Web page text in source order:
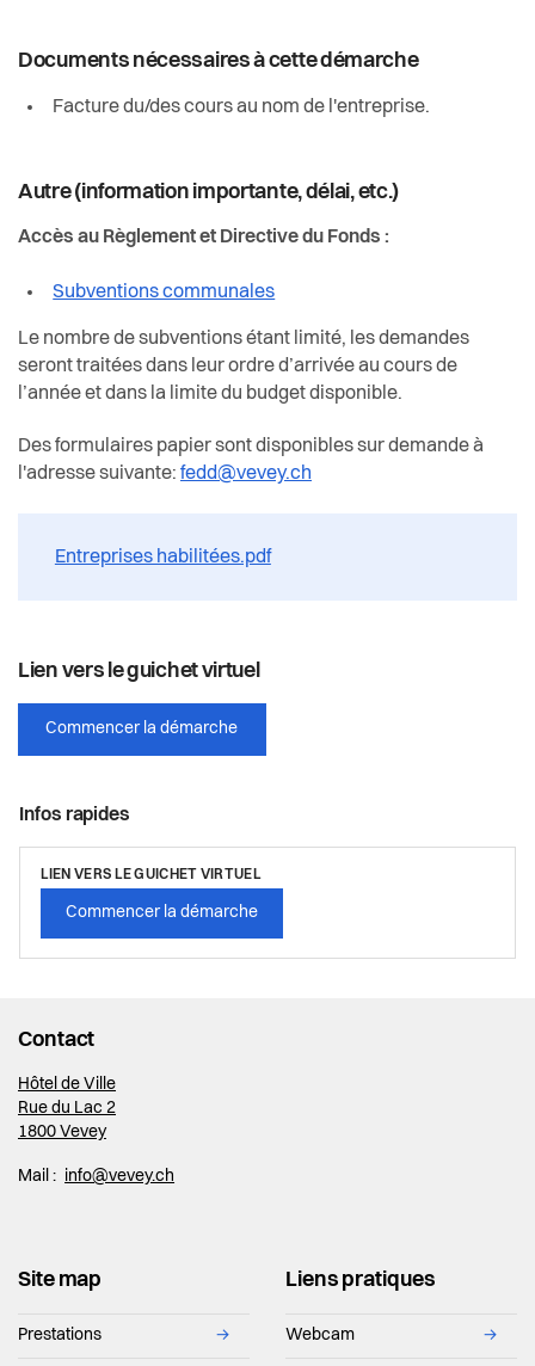
Documents nécessaires à cette démarche
Facture du/des cours au nom de l'entreprise.
Autre (information importante, délai, etc.)
Accès au Règlement et Directive du Fonds :
Subventions communales
Le nombre de subventions étant limité, les demandes
seront traitées dans leur ordre d’arrivée au cours de
l’année et dans la limite du budget disponible.
Des formulaires papier sont disponibles sur demande à
l'adresse suivante: fedd@vevey.ch
Entreprises habilitées.pdf
Lien vers le guichet virtuel
Commencer la démarche
Infos rapides
LIEN VERS LE GUICHET VIRTUEL
Commencer la démarche
Contact
Hôtel de Ville
Rue du Lac 2
1800 Vevey
Mail : info@vevey.ch
Site map
Prestations →
Liens pratiques
Webcam →